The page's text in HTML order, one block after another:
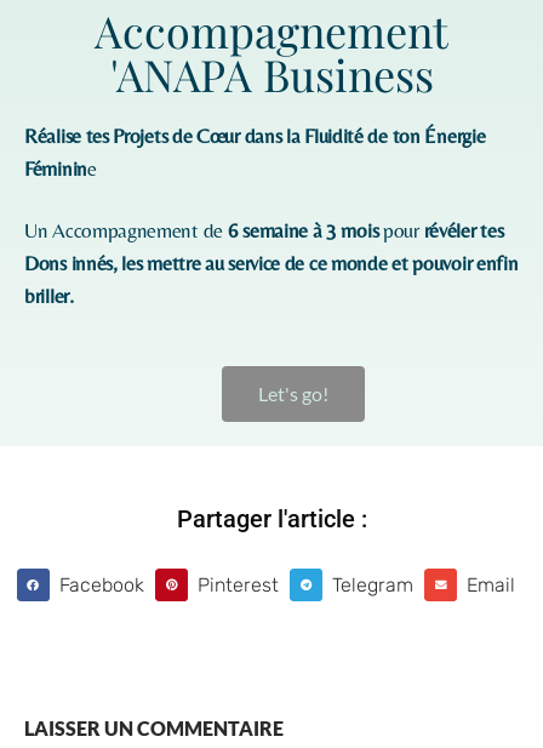
Accompagnement
'ANAPA Business
Réalise tes Projets de Cœur dans la Fluidité de ton Énergie
Féminine
Un Accompagnement de 6 semaine à 3 moispour révéler tes
Dons innés, les mettre au service de ce monde et pouvoir enfin
briller.
Let's go!
Partager l'article :
Facebook Pinterest Telegram Email
LAISSER UN COMMENTAIRE